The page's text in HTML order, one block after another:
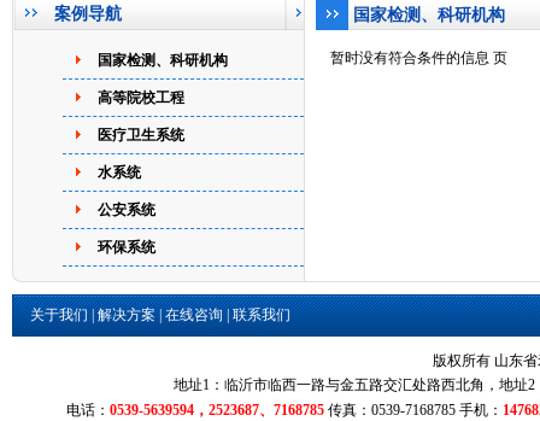
案例导航
国家检测、科研机构
高等院校工程
医疗卫生系统
水系统
公安系统
环保系统
国家检测、科研机构
暂时没有符合条件的信息 页
关于我们|解决方案|在线咨询|联系我们
版权所有 山东
地址1：临沂市临西一路与金五路交汇处路西北角，地址
电话：0539-5639594，2523687、7168785 传真：0539-7168785 手机：